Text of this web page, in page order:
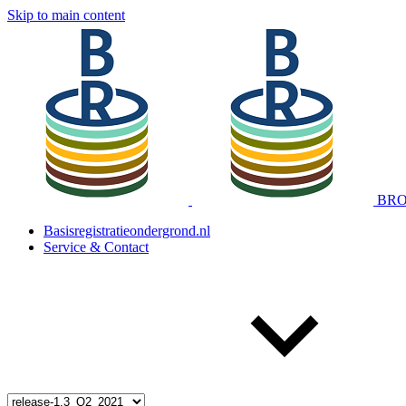
Skip to main content
Basisregistratieondergrond.nl
Service & Contact